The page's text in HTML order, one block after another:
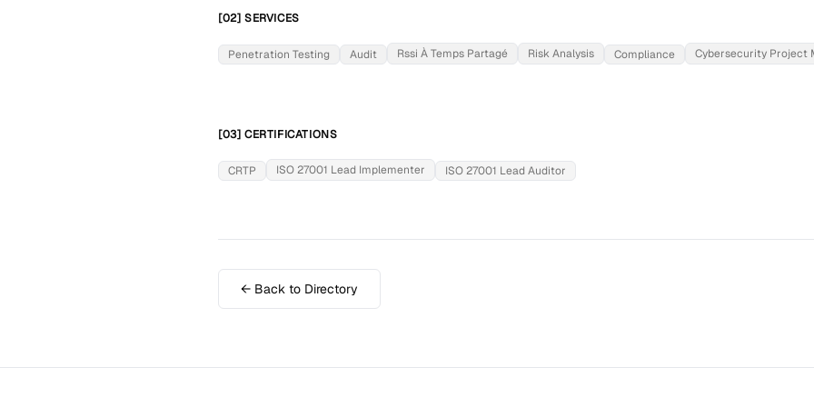
[02] SERVICES
Penetration Testing Audit Rssi À Temps Partagé Risk Analysis Compliance Cybersecurity Project
[03] CERTIFICATIONS
CRTP ISO 27001 Lead Implementer ISO 27001 Lead Auditor
← Back to Directory